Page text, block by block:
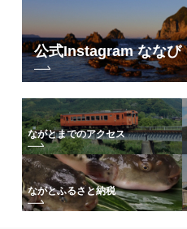
公式Instagram ななび
ながとまでのアクセス
ながとふるさと納税